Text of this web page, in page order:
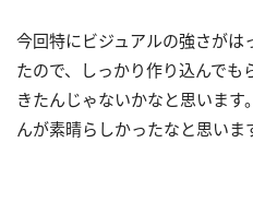
今回特にビジュアルの強さがは
たので、しっかり作り込んで
きたんじゃないかなと思いま
んが素晴らしかったなと思いま